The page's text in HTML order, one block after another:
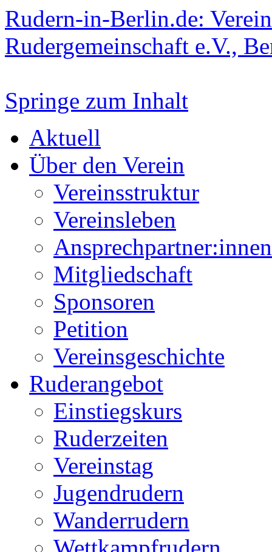
Rudern-in-Berlin.de:
Rudergemeinschaft e.V.,
Springe zum Inhalt
Aktuell
Über den Verein
Vereinsstruktur
Vereinsleben
Ansprechpartner:innen
Mitgliedschaft
Sponsoren
Petition
Vereinsgeschichte
Ruderangebot
Einstiegskurs
Ruderzeiten
Vereinstag
Jugendrudern
Wanderrudern